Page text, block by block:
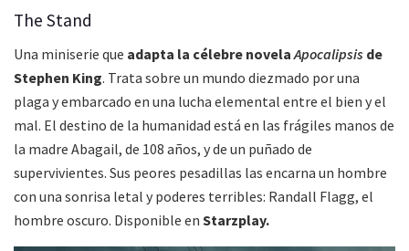
The Stand
Una miniserie que adapta la célebre novelaApocalipsis de
Stephen King. Trata sobre un mundo diezmado por una
plaga y embarcado en una lucha elemental entre el bien y el
mal. El destino de la humanidad está en las frágiles manos de
la madre Abagail, de 108 años, y de un puñado de
supervivientes. Sus peores pesadillas las encarna un hombre
con una sonrisa letal y poderes terribles: Randall Flagg, el
hombre oscuro. Disponible en Starzplay.